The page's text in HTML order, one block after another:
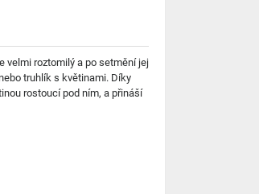
velmi roztomilý a po setmění jej
truhlík s květinami. Díky
rostoucí pod ním, a přináší